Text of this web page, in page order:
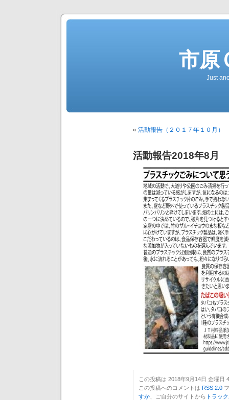
市原
Just
« 活動報告（２０１７年１０月）
活動報告2018年8月
この投稿は 2018年9月14日 金曜日
この投稿へのコメントは RSS 2.0
すか 、ご自分のサイトから トラッ